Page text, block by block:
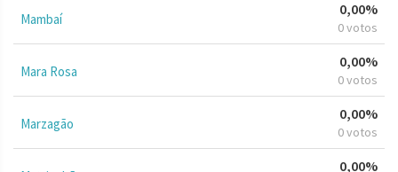
Mambaí
0,00%
0 votos
Mara Rosa
0,00%
0 votos
Marzagão
0,00%
0 votos
0,00%